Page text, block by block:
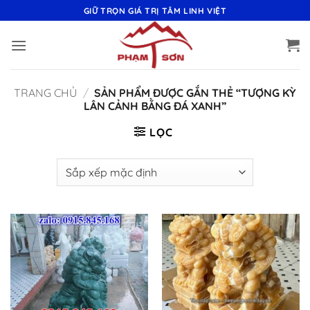
qua
nội
GIỮ TRỌN GIÁ TRỊ TÂM LINH VIỆT
TRANG CHỦ / SẢN PHẨM ĐƯỢC GẮN THẺ “TƯỢNG KỲ
LÂN CẢNH BẰNG ĐÁ XANH”
LỌC